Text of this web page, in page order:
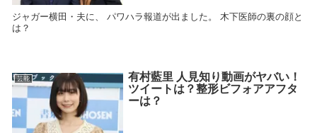
ジャガー横田・夫に、 パワハラ報道が出ました。 木下医師の裏の顔と
は？
芸能
有村藍里 人見知り動画がヤバい！
ツイートは？整形ビフォアアフタ
ーは？